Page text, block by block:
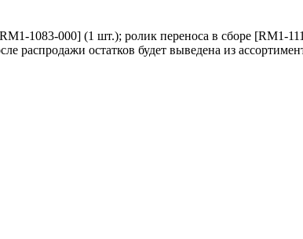
1083-000] (1 шт.); ролик переноса в сборе
распродажи остатков будет выведена из